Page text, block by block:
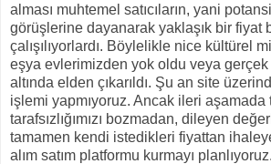
alması muhtemel satıcıların, yani
görüşlerine dayanarak yaklaşık bir fiyat
çalışılıyorlardı. Böylelikle nice kültürel
eşya evlerimizden yok oldu veya
altında elden çıkarıldı. Şu an site
işlemi yapmıyoruz. Ancak ileri aşamada
tarafsızlığımızı bozmadan, dileyen
tamamen kendi istedikleri fiyattan
alım satım platformu kurmayı